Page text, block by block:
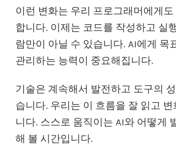
이런 변화는 우리 프로그래머에게
합니다. 이제는 코드를 작성하고 실
람만이 아닐 수 있습니다. AI에게 목
관리하는 능력이 중요해집니다.
기술은 계속해서 발전하고 도구의
습니다. 우리는 이 흐름을 잘 읽고
니다. 스스로 움직이는 AI와 어떻게
해 볼 시간입니다.